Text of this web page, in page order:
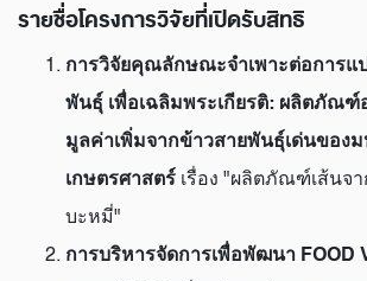
รายชื่อโครงการวิจัยที่เปิดรับสิทธิ
การวิจัยคุณลักษณะจำเพาะต่อการแ
พันธุ์ เพื่อเฉลิมพระเกียรติ: ผลิตภัณฑ์
มูลค่าเพิ่มจากข้าวสายพันธุ์เด่นของ
เกษตรศาสตร์ เรื่อง "ผลิตภัณฑ์เส้นจ
บะหมี่"
การบริหารจัดการเพื่อพัฒนา FOOD